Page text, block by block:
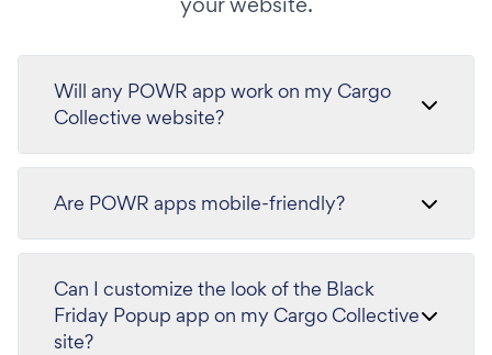
Will any POWR app work on my Cargo
Collective website?
Are POWR apps mobile-friendly?
Can I customize the look of the Black
Friday Popup app on my Cargo Collective
site?